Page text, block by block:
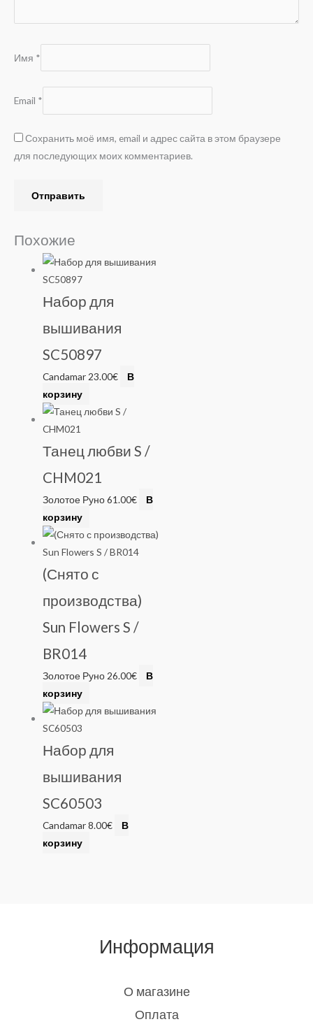
Имя *
Email *
Сохранить моё имя, email и адрес сайта в этом браузере
для последующих моих комментариев.
Похожие
Набор для
вышивания
SC50897
Candamar 23.00€
В
корзину
Танец любви S /
CHM021
Золотое Руно61.00€
В
корзину
(Снято с
производства)
Sun Flowers S /
BR014
Золотое Руно 26.00€
В
корзину
Набор для
вышивания
SC60503
Candamar8.00€
В
корзину
Информация
О магазине
Оплата